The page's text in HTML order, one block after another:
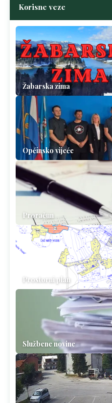
Korisne veze
Žabarska zima
Općinsko vijeće
Proračun
Prostorni plan
Službene novine